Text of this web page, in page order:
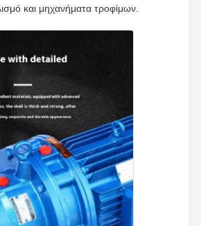
και μηχανήματα τροφίμων.